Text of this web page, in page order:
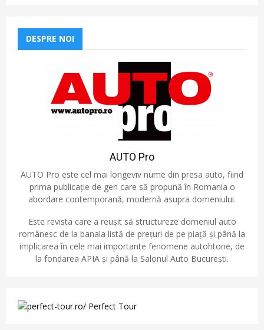
DESPRE NOI
AUTO Pro
AUTO Pro este cel mai longeviv nume din presa auto, fiind
prima publicație de gen care să propună în Romania o
abordare contemporană, modernă asupra domeniului.
Este revista care a reușit să structureze domeniul auto
românesc de la banala listă de prețuri de pe piață și până la
implicarea în cele mai importante fenomene autohtone, de
la fondarea APIA și până la Salonul Auto București.